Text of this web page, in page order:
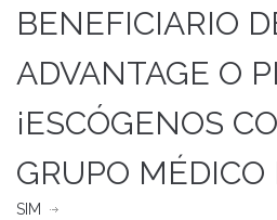
BENEFICIARIO
ADVANTAGE O
¡ESCÓGENOS
GRUPO MÉDICO
SIM